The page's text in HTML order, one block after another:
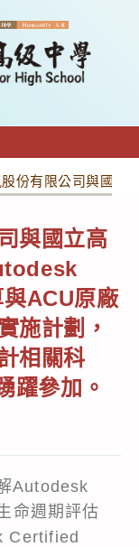
份有限公司與國立
與國立高
ACU原廠
施計劃，
相關科
躍參加。
Autodesk
命週期評估
Certified